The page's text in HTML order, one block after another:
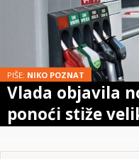
PIŠE: NIKO POZNAT
Vlada objavila
ponoći stiže